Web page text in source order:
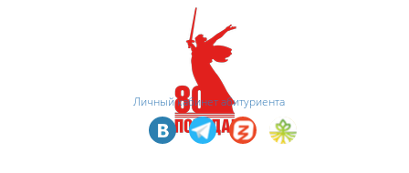
Личный кабинет абитуриента